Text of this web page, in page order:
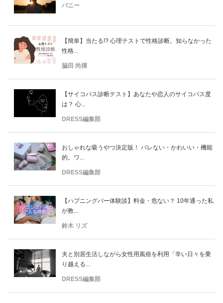
バニー
【簡単】当たる!? 心理テストで性格診断。知らなかった
性格...
脇田 尚揮
【サイコパス診断テスト】あなたや恋人のサイコパス度
は？ 心...
DRESS編集部
おしゃれな吸うやつ決定版！ バレない・かわいい・機能
的。ワ...
DRESS編集部
【ハプニングバー体験談】料金・危ない？ 10年通った私
が教...
鈴木 リズ
夫と別居生活しながら女性用風俗を利用「辛い日々を乗
り越える...
DRESS編集部